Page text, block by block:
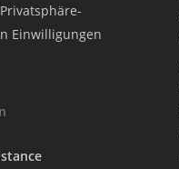
Einwilligungen